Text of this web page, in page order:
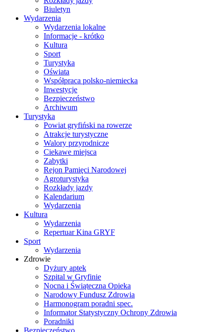
Biuletyn
Wydarzenia
Wydarzenia lokalne
Informacje - krótko
Kultura
Sport
Turystyka
Oświata
Współpraca polsko-niemiecka
Inwestycje
Bezpieczeństwo
Archiwum
Turystyka
Powiat gryfiński na rowerze
Atrakcje turystyczne
Walory przyrodnicze
Ciekawe miejsca
Zabytki
Rejon Pamięci Narodowej
Agroturystyka
Rozkłady jazdy
Kalendarium
Wydarzenia
Kultura
Wydarzenia
Repertuar Kina GRYF
Sport
Wydarzenia
Zdrowie
Dyżury aptek
Szpital w Gryfinie
Nocna i Świąteczna Opieka
Narodowy Fundusz Zdrowia
Harmonogram poradni spec.
Informator Statystyczny Ochrony Zdrowia
Poradniki
Bezpieczeństwo